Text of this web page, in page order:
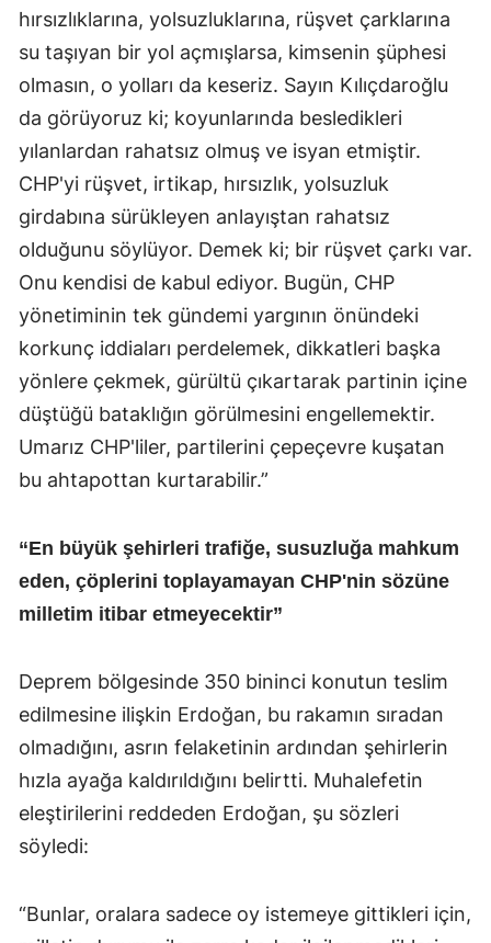
hırsızlıklarına, yolsuzluklarına, rüşvet çarklarına
su taşıyan bir yol açmışlarsa, kimsenin şüphesi
olmasın, o yolları da keseriz. Sayın Kılıçdaroğlu
da görüyoruz ki; koyunlarında besledikleri
yılanlardan rahatsız olmuş ve isyan etmiştir.
CHP'yi rüşvet, irtikap, hırsızlık, yolsuzluk
girdabına sürükleyen anlayıştan rahatsız
olduğunu söylüyor. Demek ki; bir rüşvet çarkı var.
Onu kendisi de kabul ediyor. Bugün, CHP
yönetiminin tek gündemi yargının önündeki
korkunç iddiaları perdelemek, dikkatleri başka
yönlere çekmek, gürültü çıkartarak partinin içine
düştüğü bataklığın görülmesini engellemektir.
Umarız CHP'liler, partilerini çepeçevre kuşatan
bu ahtapottan kurtarabilir.”
“En büyük şehirleri trafiğe, susuzluğa mahkum
eden, çöplerini toplayamayan CHP'nin sözüne
milletim itibar etmeyecektir”
Deprem bölgesinde 350 bininci konutun teslim
edilmesine ilişkin Erdoğan, bu rakamın sıradan
olmadığını, asrın felaketinin ardından şehirlerin
hızla ayağa kaldırıldığını belirtti. Muhalefetin
eleştirilerini reddeden Erdoğan, şu sözleri
söyledi:
“Bunlar, oralara sadece oy istemeye gittikleri için,